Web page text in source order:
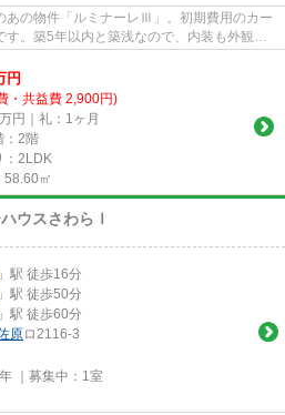
あの物件「ルミナーレⅢ」。初期費用のカー
す。築5年以内と築浅なので、内装も外観も
円
・共益費 2,900円)
円｜礼：1ヶ月
：2階
：2LDK
58.60㎡
ウスさわらⅠ
」駅 徒歩16分
」駅 徒歩50分
」駅 徒歩60分
原ロ2116-3
｜募集中： 1室